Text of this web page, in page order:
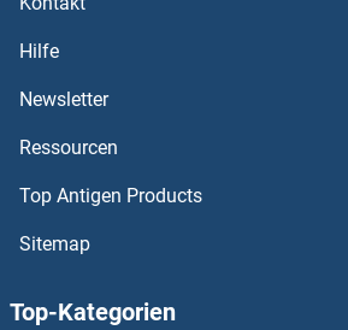
CACNG7 Antikörper
CACNG6 Antikörper
CACNG5 Antikörper
Hilfe
Newsletter
Ressourcen
Top Antigen Products
Sitemap
Top-Kategorien